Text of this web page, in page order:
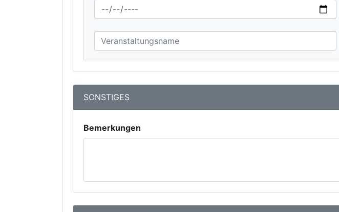
SONSTIGES
Bemerkungen